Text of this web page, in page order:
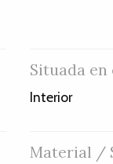
Situada en
Interior
Material /